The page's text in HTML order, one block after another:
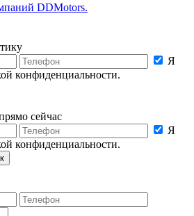
DDMotors.
Я
конфиденциальности.
сейчас
Я
конфиденциальности.